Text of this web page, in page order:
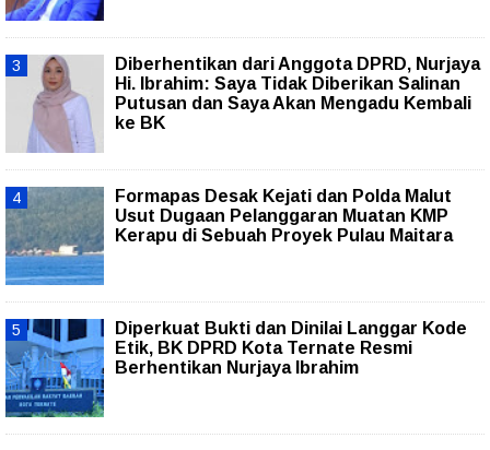
Diberhentikan dari Anggota DPRD, Nurjaya
Hi. Ibrahim: Saya Tidak Diberikan Salinan
Putusan dan Saya Akan Mengadu Kembali
ke BK
Formapas Desak Kejati dan Polda Malut
Usut Dugaan Pelanggaran Muatan KMP
Kerapu di Sebuah Proyek Pulau Maitara
Diperkuat Bukti dan Dinilai Langgar Kode
Etik, BK DPRD Kota Ternate Resmi
Berhentikan Nurjaya Ibrahim